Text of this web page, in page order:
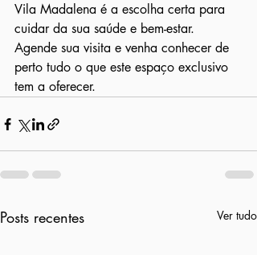
Vila Madalena é a escolha certa para
cuidar da sua saúde e bem-estar.
Agende sua visita e venha conhecer de
perto tudo o que este espaço exclusivo
tem a oferecer.
Posts recentes Ver tudo